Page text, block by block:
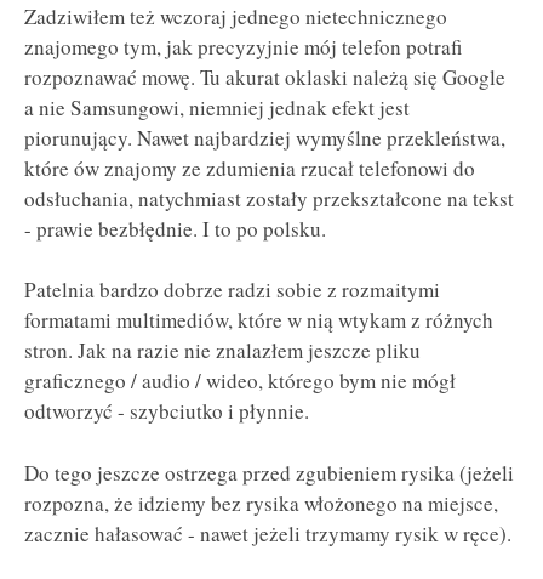
Zadziwiłem też wczoraj jednego nietechnicznego
znajomego tym, jak precyzyjnie mój telefon potrafi
rozpoznawać mowę. Tu akurat oklaski należą się Google
a nie Samsungowi, niemniej jednak efekt jest
piorunujący. Nawet najbardziej wymyślne przekleństwa,
które ów znajomy ze zdumienia rzucał telefonowi do
odsłuchania, natychmiast zostały przekształcone na tekst
- prawie bezbłędnie. I to po polsku.
Patelnia bardzo dobrze radzi sobie z rozmaitymi
formatami multimediów, które w nią wtykam z różnych
stron. Jak na razie nie znalazłem jeszcze pliku
graficznego / audio / wideo, którego bym nie mógł
odtworzyć - szybciutko i płynnie.
Do tego jeszcze ostrzega przed zgubieniem rysika (jeżeli
rozpozna, że idziemy bez rysika włożonego na miejsce,
zacznie hałasować - nawet jeżeli trzymamy rysik w ręce).